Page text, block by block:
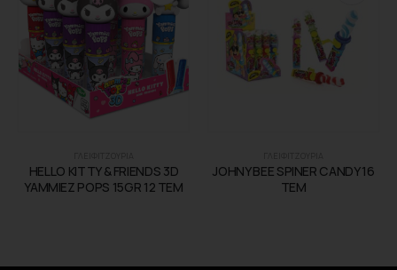
HELLO KITTY & FRIENDS 3D
YAMMIEZ POPS 15GR 12 TEM
JOHNY BEE SPINER CANDY 16
ΤΕΜ